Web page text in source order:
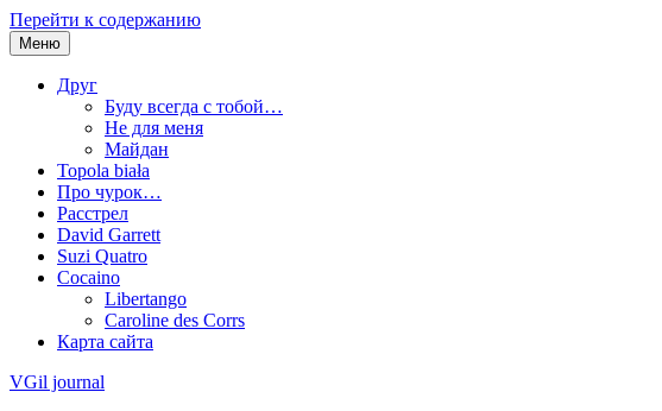
Перейти к содержанию
Меню
Друг
Буду всегда с тобой…
Не для меня
Майдан
Topola biała
Про чурок…
Расстрел
David Garrett
Suzi Quatro
Cocaino
Libertango
Caroline des Corrs
Карта сайта
VGil journal